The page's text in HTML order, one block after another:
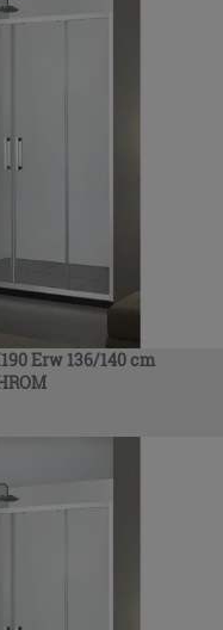
Erw 136/140 cm